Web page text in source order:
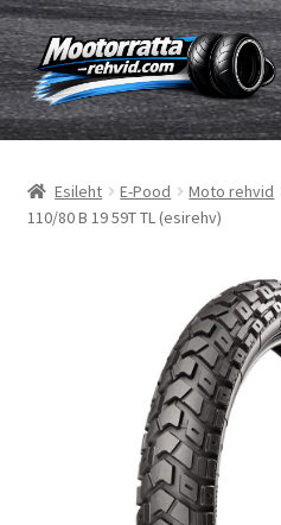
Liigu
navigeerimisele
Liigu
sisu
juurde
Rehvid
Sisekumm
Esileht E-Pood Moto rehvid
110/80 B 19 59T TL (esirehv)